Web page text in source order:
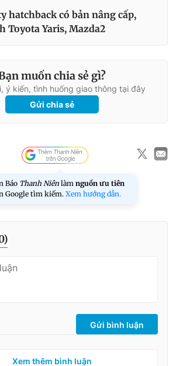
hatchback có bản nâng cấp,
Toyota Yaris, Mazda2
muốn chia sẻ gì?
ý kiến, tình huống giao thông tại đây
Gửi chia sẻ
Báo Thanh Niên làm nguồn ưu tiên
Google tìm kiếm. Xem hướng dẫn.
)
Gửi bình luận
Xem thêm bình luận